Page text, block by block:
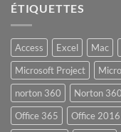
ÉTIQUETTES
Access Excel Mac
Microsoft Project
norton 360
Norton
Office 365
Office 2016